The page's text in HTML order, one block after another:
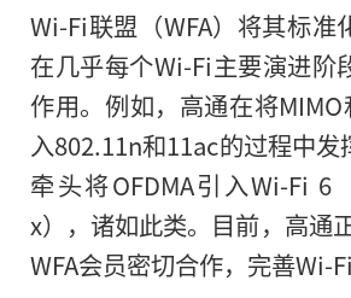
Wi-Fi联盟（WFA）将其标准
在几乎每个Wi-Fi主要演进阶
作用。例如，高通在将MIMO
入802.11n和11ac的过程中发
牵头将OFDMA引入Wi-Fi 6
x），诸如此类。目前，高通
WFA会员密切合作，完善Wi-Fi